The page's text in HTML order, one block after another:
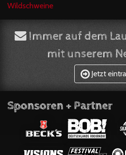
Wildschweine
Immer auf dem
mit unserem
Jetzt
Sponsoren + Partner